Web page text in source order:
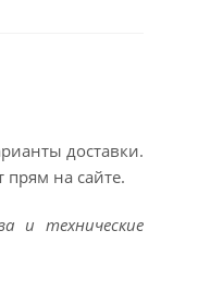
доставки.
прям на сайте.
и технические